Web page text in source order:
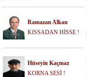
Ramazan Alkan
KISSADAN HİSSE !
Hüseyin Kaçmaz
KORNA SESİ !